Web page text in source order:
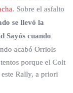
. Sobre el asfalto
se llevó la
Sayós cuando
acabó Orriols
porque el Colt
Rally, a priori